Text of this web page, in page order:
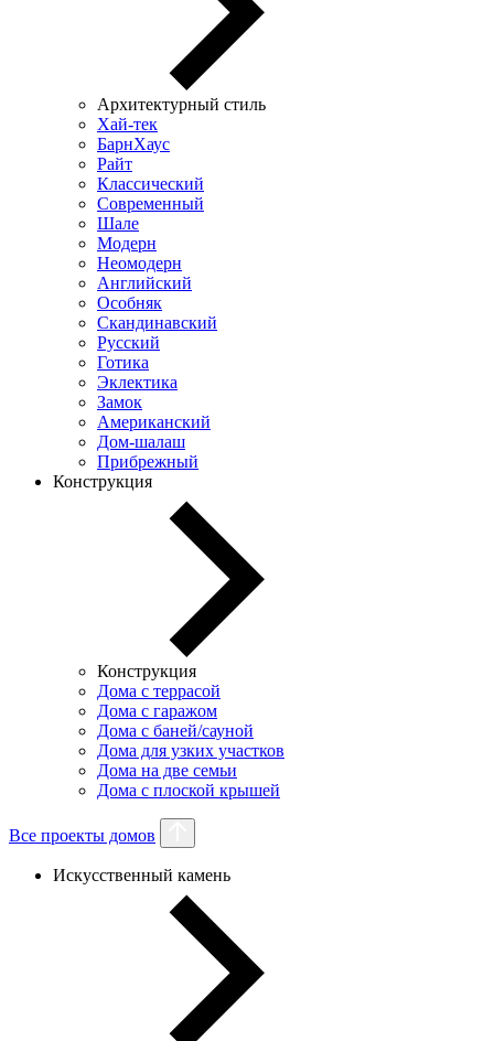
Архитектурный стиль
Хай-тек
БарнХаус
Райт
Классический
Современный
Шале
Модерн
Неомодерн
Английский
Особняк
Скандинавский
Русский
Готика
Эклектика
Замок
Американский
Дом-шалаш
Прибрежный
Конструкция
Конструкция
Дома с террасой
Дома с гаражом
Дома с баней/сауной
Дома для узких участков
Дома на две семьи
Дома с плоской крышей
Все проекты домов
Искусственный камень